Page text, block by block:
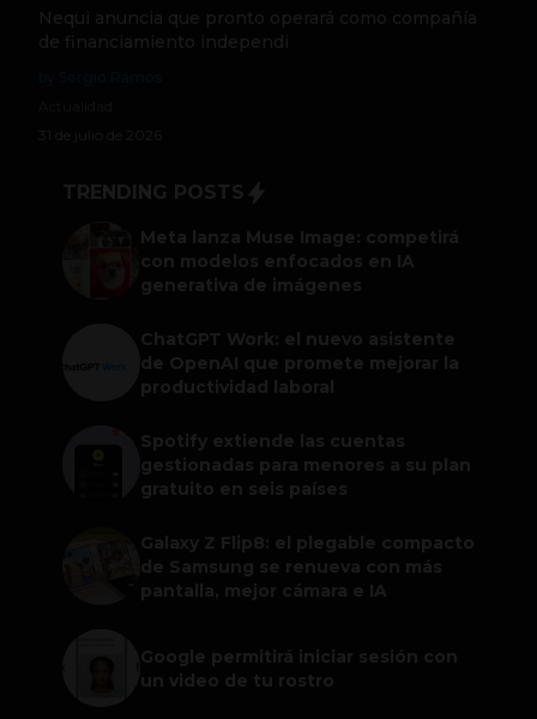
Nequi anuncia que pronto operará como compañía
de financiamiento independi
31 de julio de 2026
TRENDING POSTS
Meta lanza Muse Image: competirá
con modelos enfocados en IA
generativa de imágenes
ChatGPT Work: el nuevo asistente
de OpenAI que promete mejorar la
productividad laboral
Spotify extiende las cuentas
gestionadas para menores a su plan
gratuito en seis países
Galaxy Z Flip8: el plegable compacto
de Samsung se renueva con más
pantalla, mejor cámara e IA
Google permitirá iniciar sesión con
un video de tu rostro